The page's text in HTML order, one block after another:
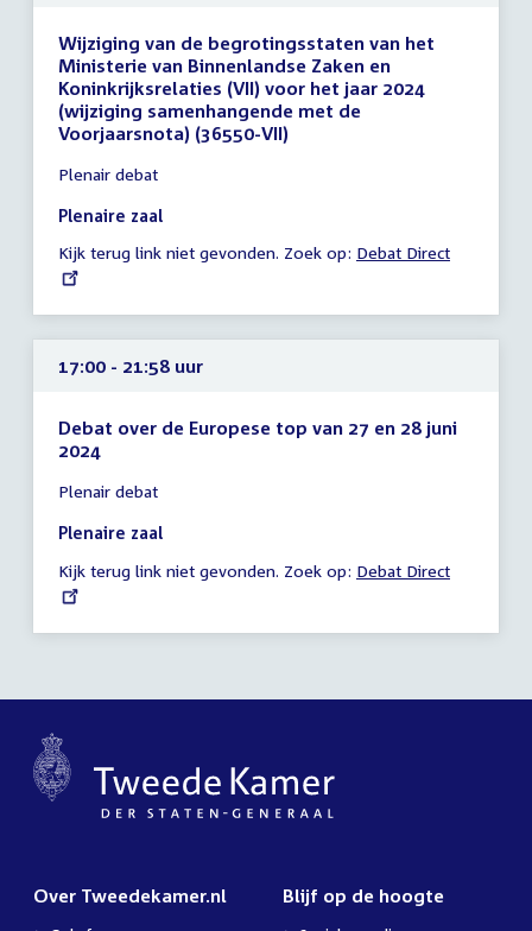
Wijziging van de begrotingsstaten van het
Ministerie van Binnenlandse Zaken en
Koninkrijksrelaties (VII) voor het jaar 2024
(wijziging samenhangende met de
Voorjaarsnota) (36550-VII)
vergadering
16:15
17:00
uur
Plenair debat
Plenaire zaal
Kijk terug link niet gevonden. Zoek op: External
Debat Direct
17:00 - 21:58 uur
Debat over de Europese top van 27 en 28 juni
2024
vergadering
17:00
21:58
uur
Plenair debat
Plenaire zaal
Kijk terug link niet gevonden. Zoek op: External
Debat Direct
Over Tweedekamer.nl Blijf op de hoogte